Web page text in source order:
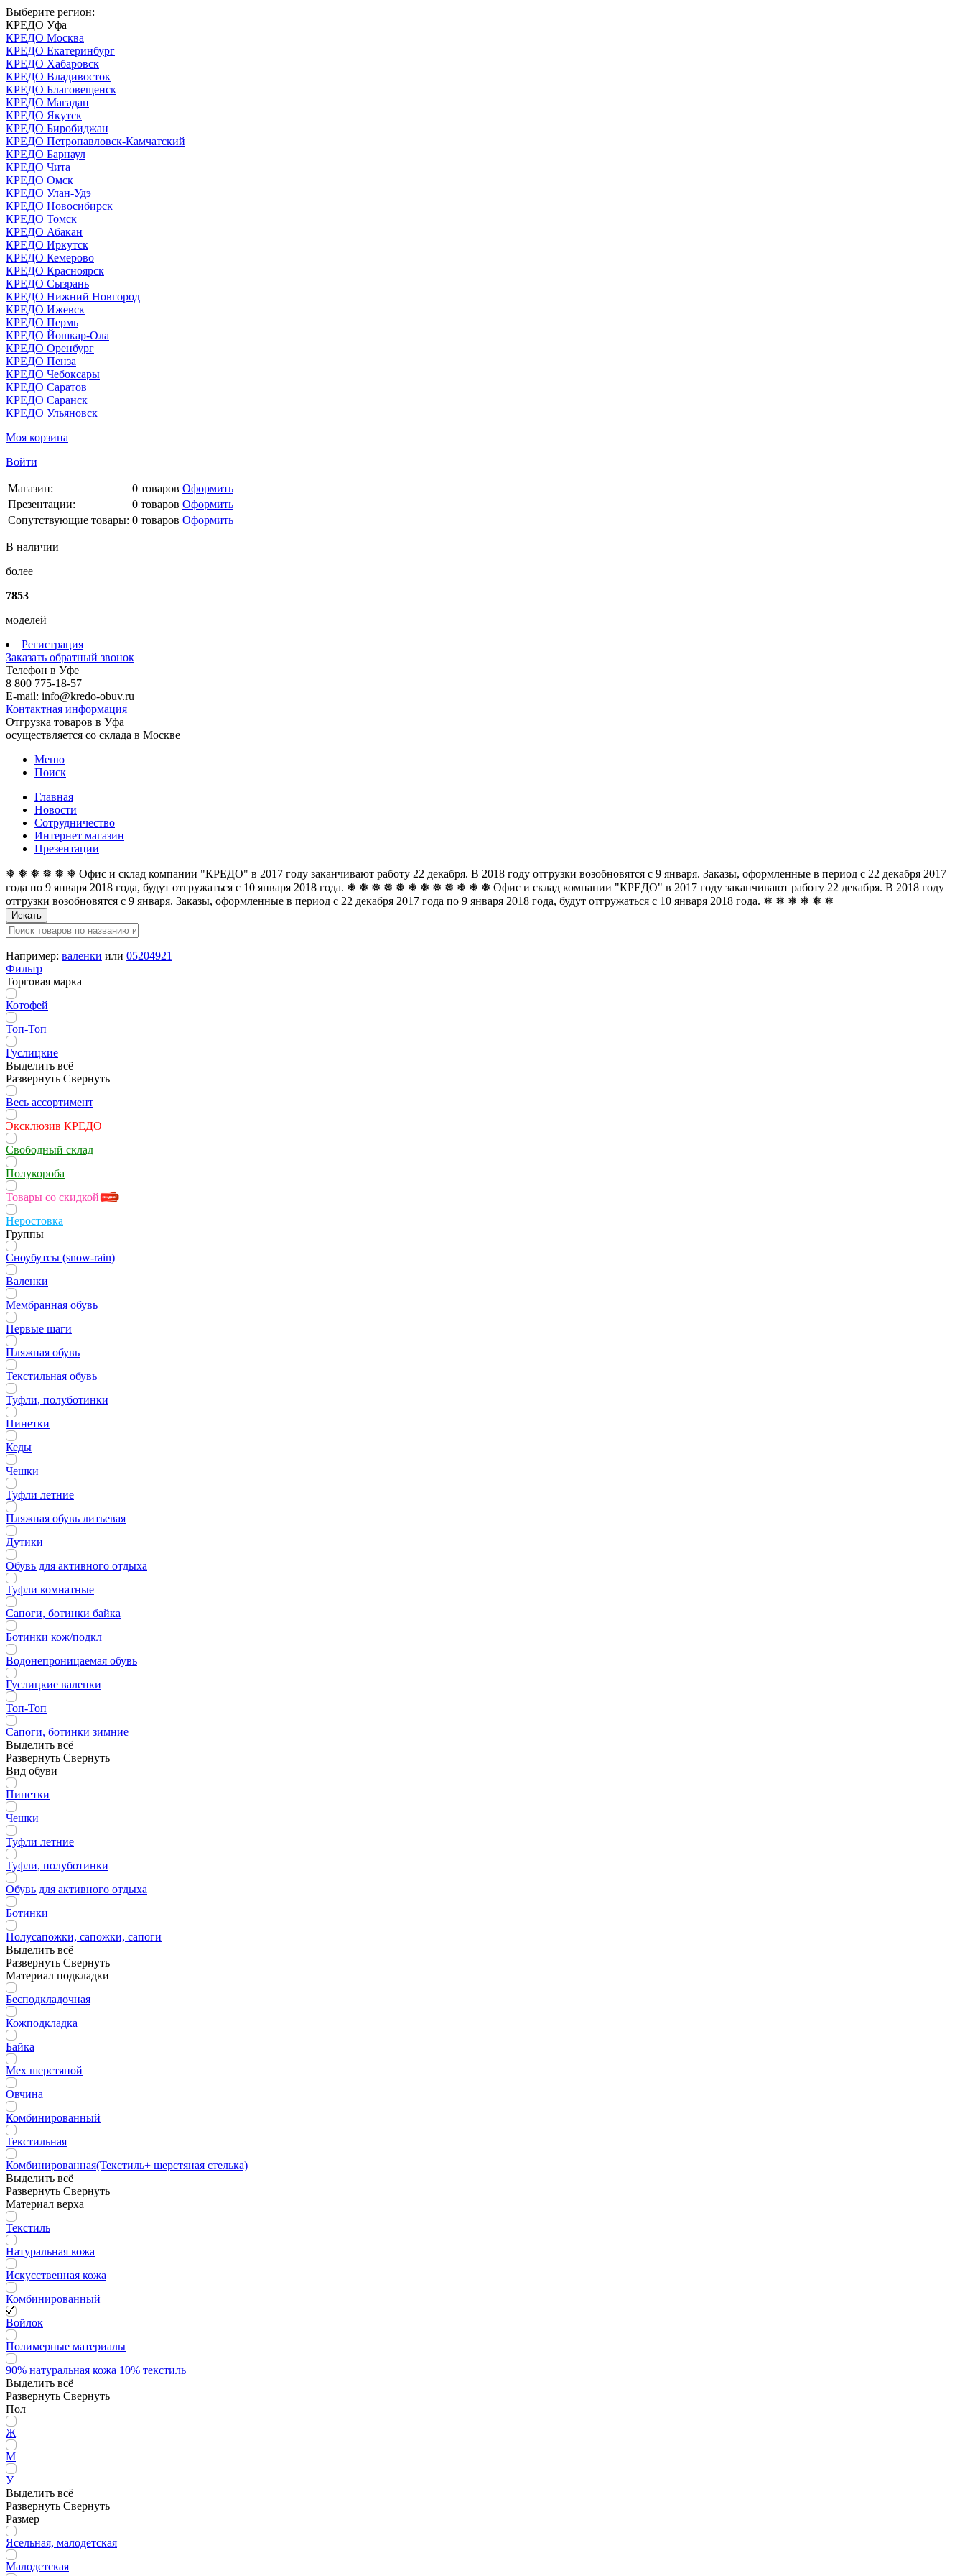
Выберите регион:
КРЕДО Уфа
КРЕДО Москва
КРЕДО Екатеринбург
КРЕДО Хабаровск
КРЕДО Владивосток
КРЕДО Благовещенск
КРЕДО Магадан
КРЕДО Якутск
КРЕДО Биробиджан
КРЕДО Петропавловск-Камчатский
КРЕДО Барнаул
КРЕДО Чита
КРЕДО Омск
КРЕДО Улан-Удэ
КРЕДО Новосибирск
КРЕДО Томск
КРЕДО Абакан
КРЕДО Иркутск
КРЕДО Кемерово
КРЕДО Красноярск
КРЕДО Сызрань
КРЕДО Нижний Новгород
КРЕДО Ижевск
КРЕДО Пермь
КРЕДО Йошкар-Ола
КРЕДО Оренбург
КРЕДО Пенза
КРЕДО Чебоксары
КРЕДО Саратов
КРЕДО Саранск
КРЕДО Ульяновск
Моя корзина
Войти
Магазин: 0 товаров Оформить
Презентации:
0 товаров Оформить
Сопутствующие товары: 0 товаров Оформить
В наличии
более
7853
моделей
Регистрация
Заказать обратный звонок
Телефон в Уфе
8 800 775-18-57
E-mail: info@kredo-obuv.ru
Контактная информация
Отгрузка товаров в Уфа
осуществляется со склада в Москве
Меню
Поиск
Главная
Новости
Сотрудничество
Интернет магазин
Презентации
❅ ❅ ❅ ❅ ❅ ❅ Офис и склад компании "КРЕДО" в 2017 году заканчивают работу 22 декабря. В 2018 году отгрузки возобновятся с 9 января. Заказы, оформленные в период с 22 декабря 2017
года по 9 января 2018 года, будут отгружаться с 10 января 2018 года. ❅ ❅ ❅ ❅ ❅ ❅ ❅ ❅ ❅ ❅ ❅ ❅ Офис и склад компании "КРЕДО" в 2017 году заканчивают работу 22 декабря. В 2018 году
отгрузки возобновятся с 9 января. Заказы, оформленные в период с 22 декабря 2017 года по 9 января 2018 года, будут отгружаться с 10 января 2018 года. ❅ ❅ ❅ ❅ ❅ ❅
Искать
Например: валенки или 05204921
Фильтр
Торговая марка
Котофей
Топ-Топ
Гуслицкие
Выделить всё
Развернуть Свернуть
Весь ассортимент
Эксклюзив КРЕДО
Свободный склад
Полукороба
Товары со скидкой
Неростовка
Группы
Сноубутсы (snow-rain)
Валенки
Мембранная обувь
Первые шаги
Пляжная обувь
Текстильная обувь
Туфли, полуботинки
Пинетки
Кеды
Чешки
Туфли летние
Пляжная обувь литьевая
Дутики
Обувь для активного отдыха
Туфли комнатные
Сапоги, ботинки байка
Ботинки кож/подкл
Водонепроницаемая обувь
Гуслицкие валенки
Топ-Топ
Сапоги, ботинки зимние
Выделить всё
Развернуть Свернуть
Вид обуви
Пинетки
Чешки
Туфли летние
Туфли, полуботинки
Обувь для активного отдыха
Ботинки
Полусапожки, сапожки, сапоги
Выделить всё
Развернуть Свернуть
Материал подкладки
Бесподкладочная
Кожподкладка
Байка
Мех шерстяной
Овчина
Комбинированный
Текстильная
Комбинированная(Текстиль+ шерстяная стелька)
Выделить всё
Развернуть Свернуть
Материал верха
Текстиль
Натуральная кожа
Искусственная кожа
Комбинированный
Войлок
Полимерные материалы
90% натуральная кожа 10% текстиль
Выделить всё
Развернуть Свернуть
Пол
Ж
М
У
Выделить всё
Развернуть Свернуть
Размер
Ясельная, малодетская
Малодетская